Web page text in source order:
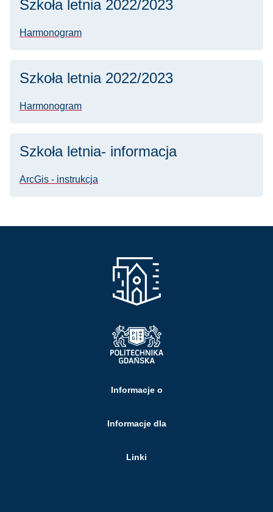
Szkoła letnia 2022/2023
Harmonogram
Szkoła letnia 2022/2023
Harmonogram
Szkoła letnia- informacja
ArcGis - instrukcja
Informacje o
Informacje dla
Linki